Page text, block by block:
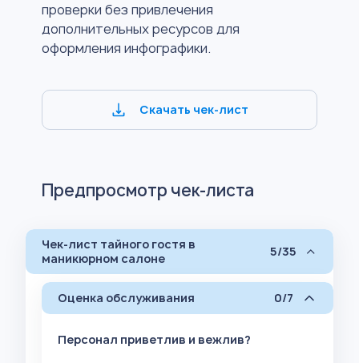
проверки без привлечения
дополнительных ресурсов для
оформления инфографики.
Скачать чек-лист
Предпросмотр чек-листа
Чек-лист тайного гостя в
маникюрном салоне
5/35
Оценка обслуживания 0/7
Персонал приветлив и вежлив?